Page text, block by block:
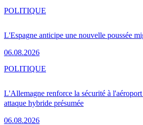
L'Espagne anticipe une nouvelle poussée
06.08.2026
POLITIQUE
L'Allemagne renforce la sécurité à
attaque hybride présumée
06.08.2026
POLITIQUE